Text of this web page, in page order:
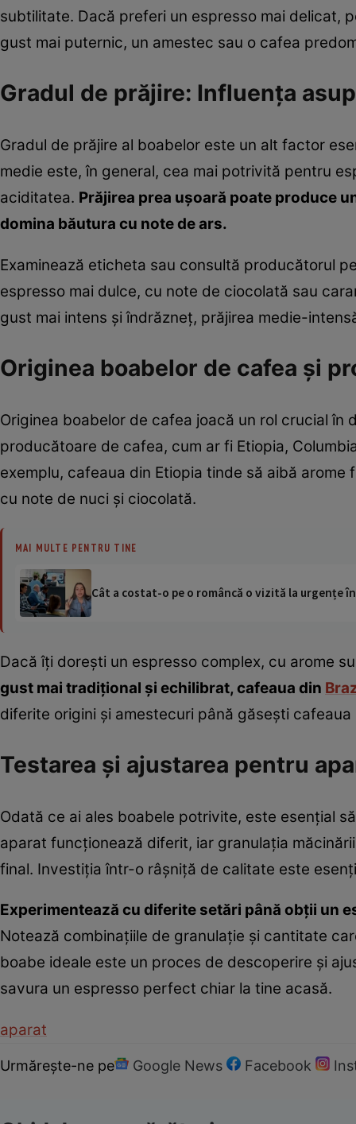
subtilitate. Dacă preferi un espresso mai delicat,
gust mai puternic, un amestec sau o cafea
Gradul de prăjire: Influența
Gradul de prăjire al boabelor este un alt factor
medie este, în general, cea mai potrivită pentru
aciditatea. Prăjirea prea ușoară poate produce
domina băutura cu note de ars.
Examinează eticheta sau consultă producătorul
espresso mai dulce, cu note de ciocolată sau
gust mai intens și îndrăzneț, prăjirea medie-
Originea boabelor de cafea și
Originea boabelor de cafea joacă un rol crucial
producătoare de cafea, cum ar fi Etiopia,
exemplu, cafeaua din Etiopia tinde să aibă
cu note de nuci și ciocolată.
MAI MULTE PENTRU TINE
Cât a costat-o pe o româncă o vizită la urgențe
Dacă îți dorești un espresso complex, cu arome
gust mai tradițional și echilibrat, cafeaua din
diferite origini și amestecuri până găsești
Testarea și ajustarea pentru
Odată ce ai ales boabele potrivite, este esențial
aparat funcționează diferit, iar granulația
final. Investiția într-o râșniță de calitate este
Experimentează cu diferite setări până obții un
Notează combinațiile de granulație și cantitate
boabe ideale este un proces de descoperire și
savura un espresso perfect chiar la tine acasă.
aparat
Urmărește-ne pe Google News Facebook